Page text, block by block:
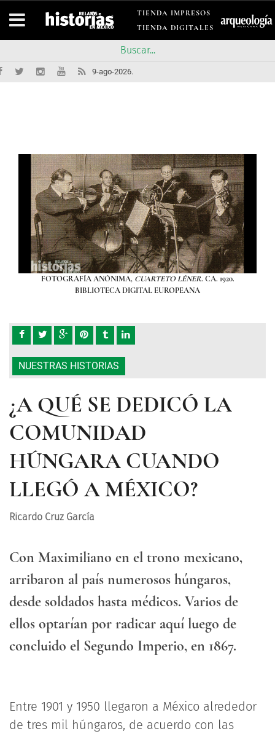
TIENDA IMPRESOS
TIENDA DIGITALES
9-ago-2026.
FOTOGRAFÍA ANÓNIMA, CUARTETO LÉNER. CA. 1920.
BIBLIOTECA DIGITAL EUROPEANA
NUESTRAS HISTORIAS
¿A QUÉ SE DEDICÓ LA
COMUNIDAD
HÚNGARA CUANDO
LLEGÓ A MÉXICO?
Ricardo Cruz García
Con Maximiliano en el trono mexicano,
arribaron al país numerosos húngaros,
desde soldados hasta médicos. Varios de
ellos optarían por radicar aquí luego de
concluido el Segundo Imperio, en 1867.
Entre 1901 y 1950 llegaron a México alrededor
de tres mil húngaros, de acuerdo con las